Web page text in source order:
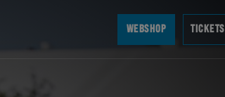
WEBSHOP TICKETS